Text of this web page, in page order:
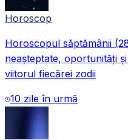
Horoscop
Horoscopul săptămânii
neașteptate, oportunități
viitorul fiecărei zodii
10 zile în urmă